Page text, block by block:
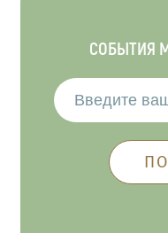
СОБЫТИЯ